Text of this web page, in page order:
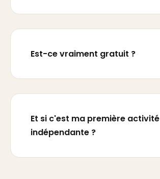
Est-ce vraiment gratuit ?
Et si c'est ma première activité
indépendante ?